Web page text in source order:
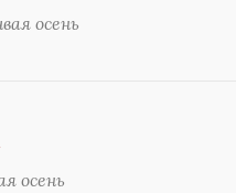
осень
осень